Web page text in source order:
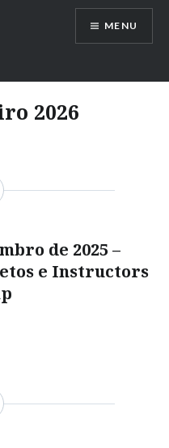
MENU
2026
de 2025 –
e Instructors